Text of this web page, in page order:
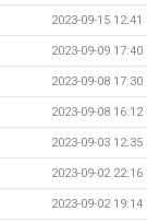
2023-09-15 12:41
2023-09-09 17:40
2023-09-08 17:30
2023-09-08 16:12
2023-09-03 12:35
2023-09-02 22:16
2023-09-02 19:14